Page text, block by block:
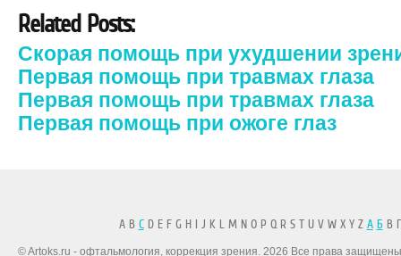
Related Posts:
Скорая помощь при ухудшении
Первая помощь при травмах глаза
Первая помощь при травмах глаза
Первая помощь при ожоге глаз
A B CD E F G H I J K L M N O P Q R S T U V W X Y Z А БВ
© Artoks.ru - офтальмология, коррекция зрения. 2026 Все права